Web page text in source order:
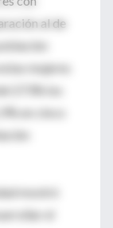
al de
mujeres
273% los
en cinco
mostró
el